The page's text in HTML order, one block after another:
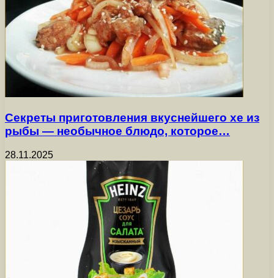
Секреты приготовления вкуснейшего хе из
рыбы — необычное блюдо, которое…
28.11.2025